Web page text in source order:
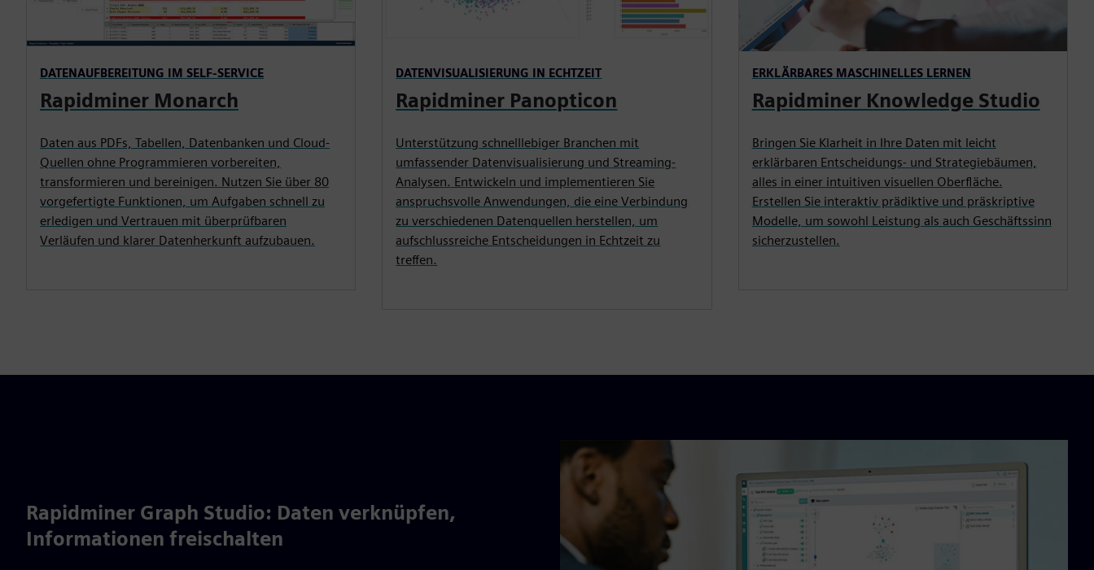
DATENAUFBEREITUNG IM SELF-SERVICE
Rapidminer Monarch
Daten aus PDFs, Tabellen, Datenbanken und Cloud-
Quellen ohne Programmieren vorbereiten,
transformieren und bereinigen. Nutzen Sie über 80
vorgefertigte Funktionen, um Aufgaben schnell zu
erledigen und Vertrauen mit überprüfbaren
Verläufen und klarer Datenherkunft aufzubauen.
DATENVISUALISIERUNG IN ECHTZEIT
Rapidminer Panopticon
Unterstützung schnelllebiger Branchen mit
umfassender Datenvisualisierung und Streaming-
Analysen. Entwickeln und implementieren Sie
anspruchsvolle Anwendungen, die eine Verbindung
zu verschiedenen Datenquellen herstellen, um
aufschlussreiche Entscheidungen in Echtzeit zu
treffen.
ERKLÄRBARES MASCHINELLES LERNEN
Rapidminer Knowledge Studio
Bringen Sie Klarheit in Ihre Daten mit leicht
erklärbaren Entscheidungs- und Strategiebäumen,
alles in einer intuitiven visuellen Oberfläche.
Erstellen Sie interaktiv prädiktive und präskriptive
Modelle, um sowohl Leistung als auch Geschäftssinn
sicherzustellen.
Rapidminer Graph Studio: Daten verknüpfen,
Informationen freischalten